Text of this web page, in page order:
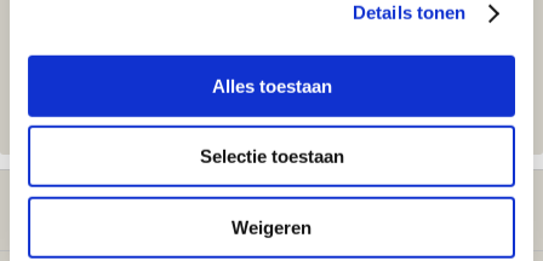
Details tonen
Alles toestaan
Selectie toestaan
Weigeren
Verzenden
Velden gemarkeerd met een * zijn verplicht
Klantenservice